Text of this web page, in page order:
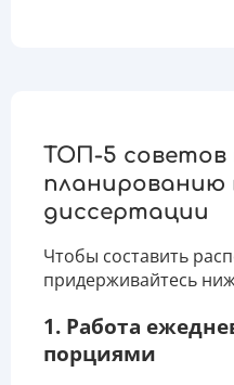
ТОП-5 советов
планированию
диссертации
Чтобы составить
придерживайтесь
1. Работа
порциями